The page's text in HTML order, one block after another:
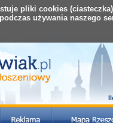
pliki cookies
używania naszego